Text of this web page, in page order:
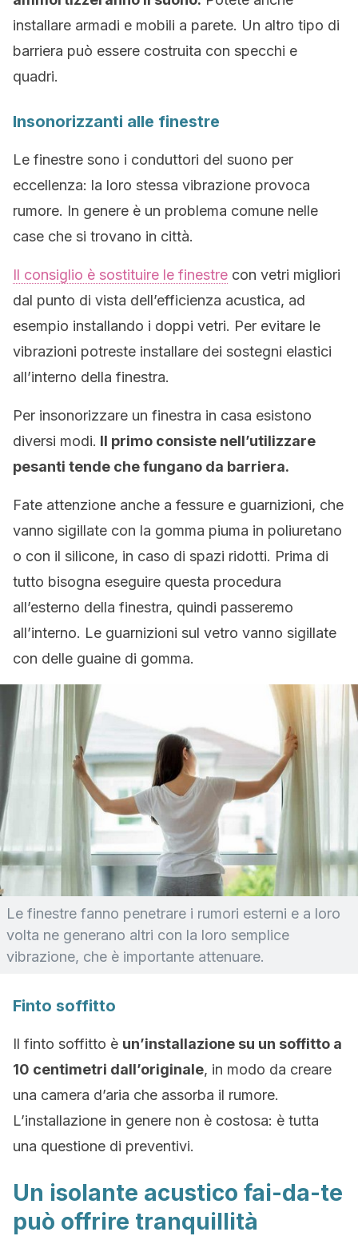
installare armadi e mobili a parete. Un altro tipo di
barriera può essere costruita con specchi e
quadri.
Insonorizzanti alle finestre
Le finestre sono i conduttori del suono per
eccellenza: la loro stessa vibrazione provoca
rumore. In genere è un problema comune nelle
case che si trovano in città.
Il consiglio è sostituire le finestre con vetri migliori
dal punto di vista dell’efficienza acustica, ad
esempio installando i doppi vetri. Per evitare le
vibrazioni potreste installare dei sostegni elastici
all’interno della finestra.
Per insonorizzare un finestra in casa esistono
diversi modi. Il primo consiste nell’utilizzare
pesanti tende che fungano da barriera.
Fate attenzione anche a fessure e guarnizioni, che
vanno sigillate con la gomma piuma in poliuretano
o con il silicone, in caso di spazi ridotti. Prima di
tutto bisogna eseguire questa procedura
all’esterno della finestra, quindi passeremo
all’interno. Le guarnizioni sul vetro vanno sigillate
con delle guaine di gomma.
Le finestre fanno penetrare i rumori esterni e a loro
volta ne generano altri con la loro semplice
vibrazione, che è importante attenuare.
Finto soffitto
Il finto soffitto è un’installazione su un soffitto a
10 centimetri dall’originale, in modo da creare
una camera d’aria che assorba il rumore.
L’installazione in genere non è costosa: è tutta
una questione di preventivi.
Un isolante acustico fai-da-te
può offrire tranquillità